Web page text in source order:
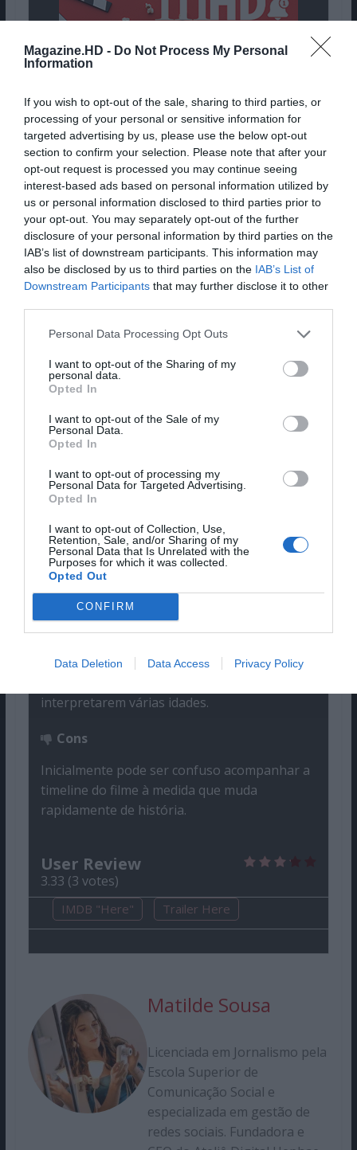
Magazine.HD - Do Not Process My Personal
Information
If you wish to opt-out of the sale, sharing to third parties, or
processing of your personal or sensitive information for
targeted advertising by us, please use the below opt-out
section to confirm your selection. Please note that after your
opt-out request is processed you may continue seeing
interest-based ads based on personal information utilized by
us or personal information disclosed to third parties prior to
your opt-out. You may separately opt-out of the further
disclosure of your personal information by third parties on the
IAB’s list of downstream participants. This information may
also be disclosed by us to third parties on the IAB’s List of
Downstream Participants that may further disclose it to other
Personal Data Processing Opt Outs
I want to opt-out of the Sharing of my
personal data.
Opted In
I want to opt-out of the Sale of my
Personal Data.
Opted In
I want to opt-out of processing my
Personal Data for Targeted Advertising.
Opted In
I want to opt-out of Collection, Use,
Retention, Sale, and/or Sharing of my
Personal Data that Is Unrelated with the
Purposes for which it was collected.
Opted Out
CONFIRM
Data Deletion Data Access Privacy Policy
Director(s):Robert Zemeckis
Actor(s):Tom Hanks, Robin Wright, Kelly
Reilly, Paul Bettany
Genre:Drama, Romance
Matilde Sousa -90
Conclusão
“Here” é um filme muito
criativo e exímio na sua
intimista, com uma mensagem
simples, mas tocante.
de cinema sem pensar que devemos
aproveitar a vida.
Pros
A originalidade do conceito e inovação na
tecnologia.
A verdade e emoção que os atores
interpretarem várias idades.
Cons
Inicialmente pode ser confuso acompanhar a
timeline do filme à medida que muda
rapidamente de história.
User Review
3.33 (3 votes)
IMDB "Here" Trailer Here
Matilde Sousa
Licenciada em Jornalismo pela
Escola Superior de
Comunicação Social e
especializada em gestão de
redes sociais. Fundadora e